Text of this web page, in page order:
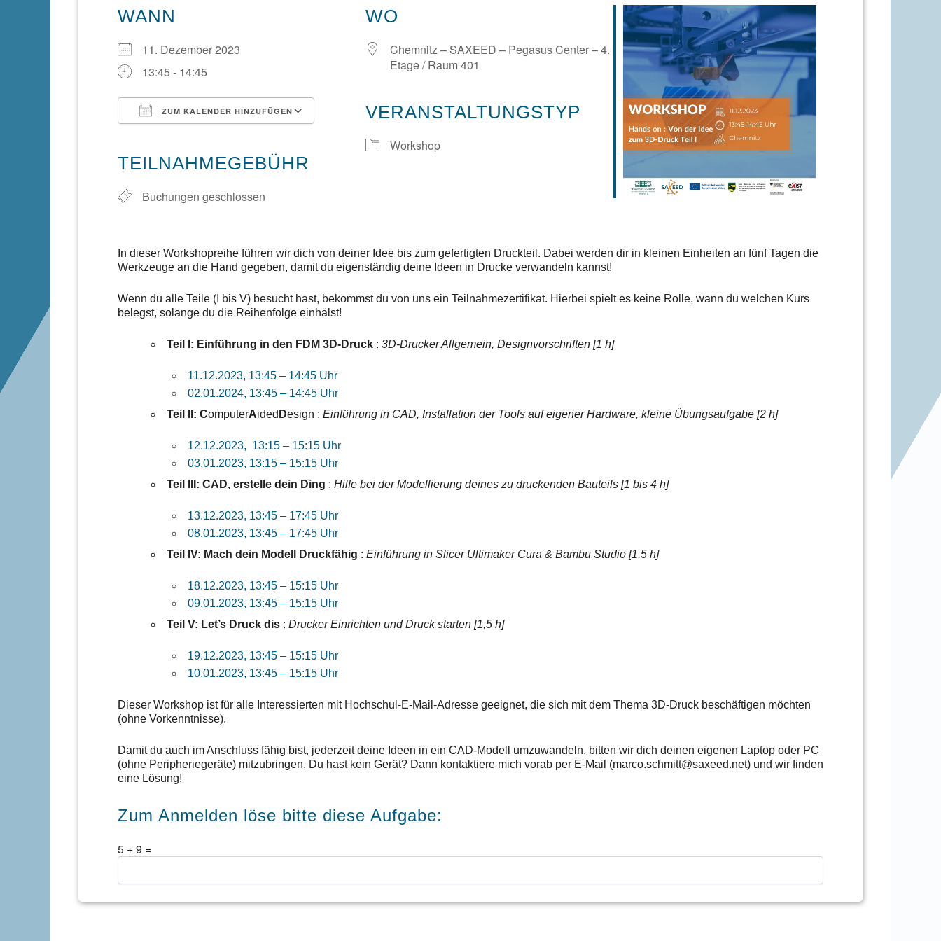
WANN
11. Dezember 2023
13:45 - 14:45
ZUM KALENDER HINZUFÜGEN
Google Kalender Office 365
TEILNAHMEGEBÜHR
Buchungen geschlossen
WO
Chemnitz – SAXEED – Pegasus Center – 4.
Etage / Raum 401
VERANSTALTUNGSTYP
Workshop
In dieser Workshopreihe führen wir dich von deiner Idee bis zum gefertigten Druckteil. Dabei werden dir in kleinen Einheiten an fünf Tagen die
Werkzeuge an die Hand gegeben, damit du eigenständig deine Ideen in Drucke verwandeln kannst!
Wenn du alle Teile (I bis V) besucht hast, bekommst du von uns ein Teilnahmezertifikat. Hierbei spielt es keine Rolle, wann du welchen Kurs
belegst, solange du die Reihenfolge einhälst!
Teil I: Einführung in den FDM 3D-Druck : 3D-Drucker Allgemein, Designvorschriften [1 h]
11.12.2023, 13:45 – 14:45 Uhr
02.01.2024, 13:45 – 14:45 Uhr
Teil II: ComputerAided Design : Einführung in CAD, Installation der Tools auf eigener Hardware, kleine Übungsaufgabe [2 h]
12.12.2023, 13:15 – 15:15 Uhr
03.01.2023, 13:15 – 15:15 Uhr
Teil III: CAD, erstelle dein Ding : Hilfe bei der Modellierung deines zu druckenden Bauteils [1 bis 4 h]
13.12.2023, 13:45 – 17:45 Uhr
08.01.2023, 13:45 – 17:45 Uhr
Teil IV: Mach dein Modell Druckfähig : Einführung in Slicer Ultimaker Cura & Bambu Studio [1,5 h]
18.12.2023, 13:45 – 15:15 Uhr
09.01.2023, 13:45 – 15:15 Uhr
Teil V: Let’s Druck dis : Drucker Einrichten und Druck starten [1,5 h]
19.12.2023, 13:45 – 15:15 Uhr
10.01.2023, 13:45 – 15:15 Uhr
Dieser Workshop ist für alle Interessierten mit Hochschul-E-Mail-Adresse geeignet, die sich mit dem Thema 3D-Druck beschäftigen möchten
(ohne Vorkenntnisse).
Damit du auch im Anschluss fähig bist, jederzeit deine Ideen in ein CAD-Modell umzuwandeln, bitten wir dich deinen eigenen Laptop oder PC
(ohne Peripheriegeräte) mitzubringen. Du hast kein Gerät? Dann kontaktiere mich vorab per E-Mail (marco.schmitt@saxeed.net) und wir finden
eine Lösung!
Zum Anmelden löse bitte diese Aufgabe:
5 +9 =